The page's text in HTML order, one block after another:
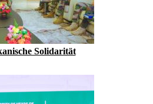
Solidarität